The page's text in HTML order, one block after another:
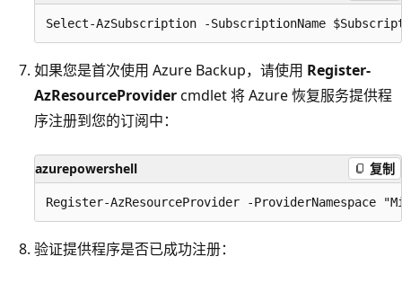
如果您是首次使用 Azure Backup，请使用 Register-
AzResourceProvidercmdlet 将 Azure 恢复服务提供程
序注册到您的订阅中：
azurepowershell 复制
验证提供程序是否已成功注册：